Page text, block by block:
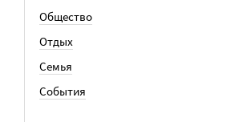
Общество
Отдых
Семья
События